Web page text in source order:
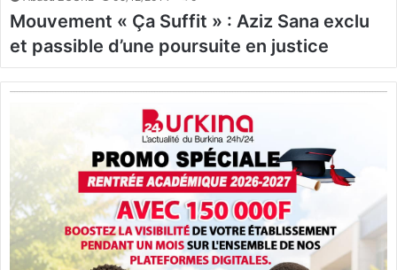
Mouvement « Ça Suffit » : Aziz Sana exclu
et passible d’une poursuite en justice